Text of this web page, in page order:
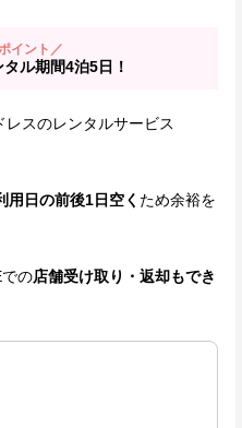
イント／
ル期間4泊5日！
スのレンタルサービス
用日の前後1日空く ため余裕を
の店舗受け取り・返却もでき